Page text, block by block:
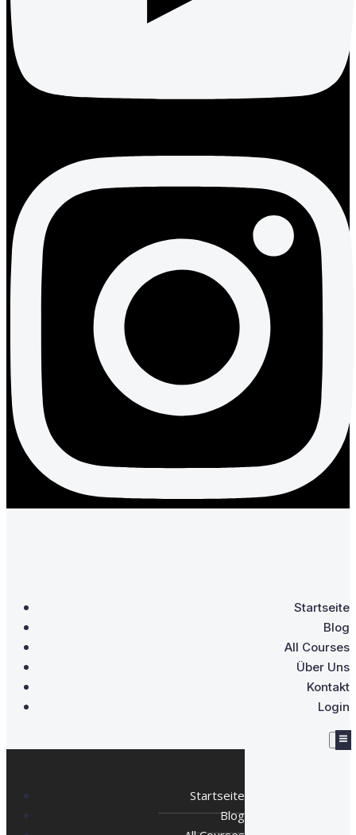
Startseite
Blog
All Courses
Über Uns
Kontakt
Login
Startseite
Blog